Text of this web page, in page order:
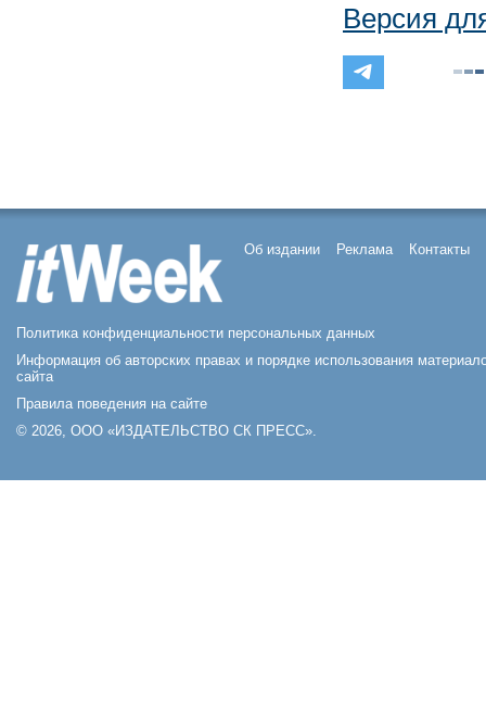
Версия
Об издании Реклама Контакты
Политика конфиденциальности персональных данных
Информация об авторских правах и порядке использования
сайта
Правила поведения на сайте
© 2026, ООО «ИЗДАТЕЛЬСТВО СК ПРЕСС».